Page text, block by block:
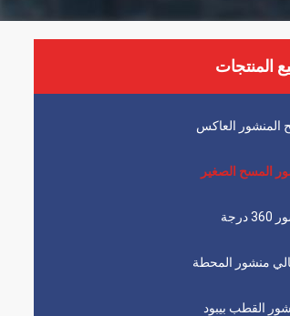
المنتجات
المنشور العاكس
المسح الصغير
منشور المحطة
القطب بيبود